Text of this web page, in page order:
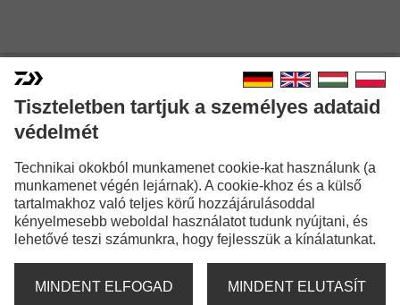
PONTYOZÓ TÁSKÁK
Tiszteletben tartjuk a személyes adataid
védelmét
Technikai okokból munkamenet cookie-kat használunk (a
munkamenet végén lejárnak). A cookie-khoz és a külső
tartalmakhoz való teljes körű hozzájárulásoddal
kényelmesebb weboldal használatot tudunk nyújtani, és
lehetővé teszi számunkra, hogy fejlesszük a kínálatunkat.
MINDENT ELFOGAD MINDENT ELUTASÍT